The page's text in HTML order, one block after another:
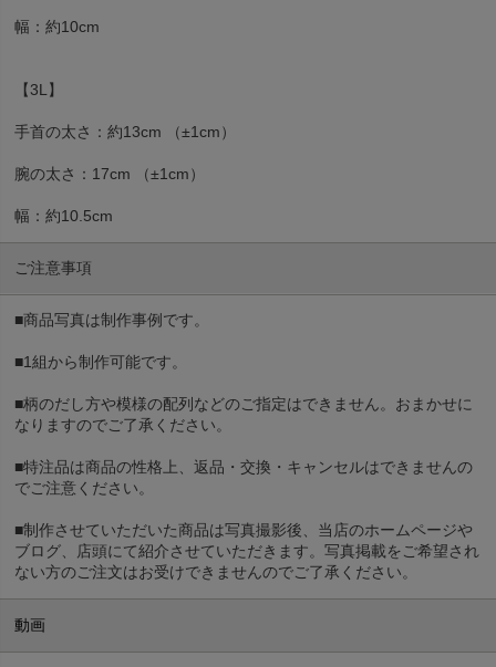
幅：約10cm
【3L】
手首の太さ：約13cm （±1cm）
腕の太さ：17cm （±1cm）
幅：約10.5cm
ご注意事項
■商品写真は制作事例です。
■1組から制作可能です。
■柄のだし方や模様の配列などのご指定はできません。おまかせに
なりますのでご了承ください。
■特注品は商品の性格上、返品・交換・キャンセルはできませんの
でご注意ください。
■制作させていただいた商品は写真撮影後、当店のホームページや
ブログ、店頭にて紹介させていただきます。写真掲載をご希望され
ない方のご注文はお受けできませんのでご了承ください。